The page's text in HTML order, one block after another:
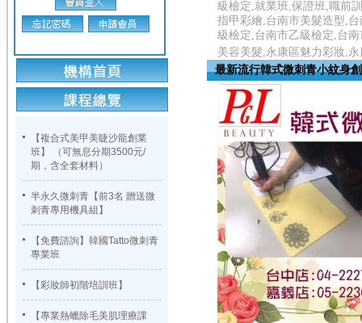
【複合式美甲美睫沙龍創業
班】 （可無息分期3500元/
期，含全套材料）
半永久微刺青【前3名 贈送微
刺青專用機具組】
【免費諮詢】韓國Tatto微刺青
專業班
【彩妝師初階培訓班】
【專業熱蠟除毛美肌理療課
級檢定,就業班,保證班,職前
指甲彩繪,台南市美髮造型,
級檢定,台南市乙級檢定,台
美容美髮,永康區魅力彩妝,
最新流行韓式微刺青小紋身